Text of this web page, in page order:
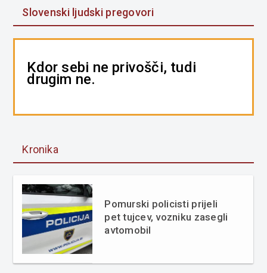
Slovenski ljudski pregovori
Kdor sebi ne privošči, tudi
drugim ne.
Kronika
Pomurski policisti prijeli
pet tujcev, vozniku zasegli
avtomobil